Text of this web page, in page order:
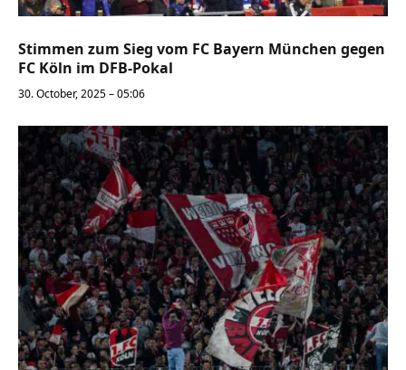
Stimmen zum Sieg vom FC Bayern München gegen
FC Köln im DFB-Pokal
30. October, 2025 – 05:06